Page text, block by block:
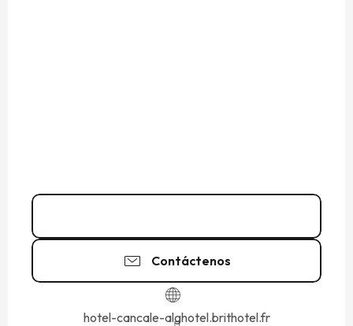
Contáctenos
hotel-cancale-alghotel.brithotel.fr